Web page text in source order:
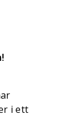
i ett